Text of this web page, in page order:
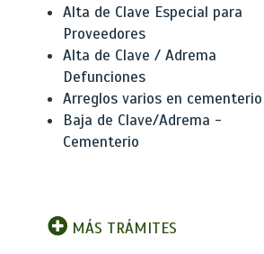
Alta de Clave Especial para
Proveedores
Alta de Clave / Adrema
Defunciones
Arreglos varios en cementerio
Baja de Clave/Adrema -
Cementerio
MÁS TRÁMITES